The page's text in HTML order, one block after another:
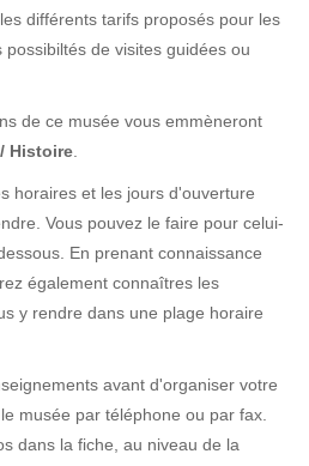
différents tarifs proposés pour les
de visites guidées ou
de ce musée vous emmèneront
Histoire
horaires et les jours d'ouverture
Vous pouvez le faire pour celui-
En prenant connaissance
également connaîtres les
y rendre dans une plage horaire
avant d'organiser votre
musée par téléphone ou par fax.
dans la fiche, au niveau de la